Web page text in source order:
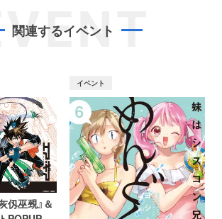
関連するイベント
仭巫覡』＆
イベント